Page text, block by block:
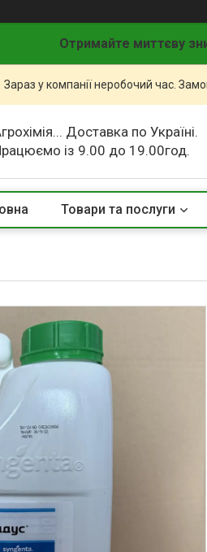
Отримайте миттєву
Зараз у компанії неробочий час.
Доставка по Україні.
із 9.00 до 19.00год.
Товари та послуги